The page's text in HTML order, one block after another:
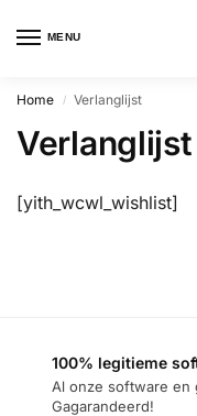
MENU
Home / Verlanglijst
Verlanglijst
[yith_wcwl_wishlist]
100% legitieme
Al onze software en
Gagarandeerd!